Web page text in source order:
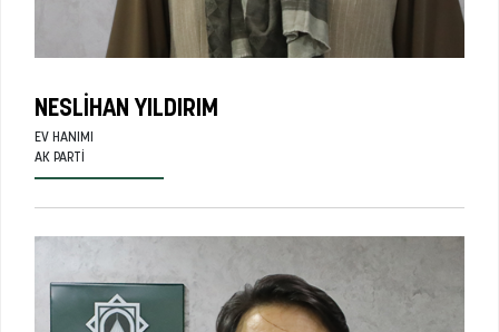
NESLIHAN YILDIRIM
EV HANIMI
AK PARTI